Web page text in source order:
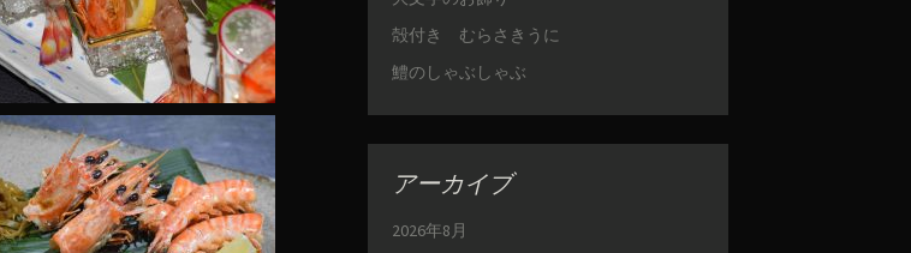
殻付き むらさきうに
鱧のしゃぶしゃぶ
アーカイブ
2026年8月